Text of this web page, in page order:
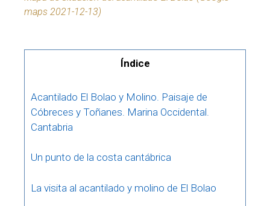
maps 2021-12-13)
Índice
Acantilado El Bolao y Molino. Paisaje de
Cóbreces y Toñanes. Marina Occidental.
Cantabria
Un punto de la costa cantábrica
La visita al acantilado y molino de El Bolao